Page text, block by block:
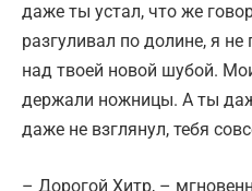
даже ты устал, что же
разгуливал по долине, я
над твоей новой шубой.
держали ножницы. А ты
даже не взглянул, тебя
– Дорогой Хитр, –